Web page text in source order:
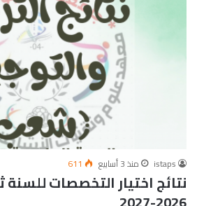
istaps منذ 3 أسابيع 611
نتائج اختيار التخصصات